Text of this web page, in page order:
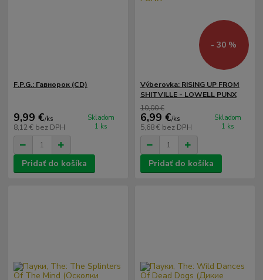
F.P.G.: Гавнорок (CD)
9,99 €/ks
8,12 € bez DPH
Skladom
1 ks
Pridať do košíka
- 30 %
Výberovka: RISING UP FROM
SHITVILLE - LOWELL PUNX
10,00 €
6,99 €/ks
5,68 € bez DPH
Skladom
1 ks
Pridať do košíka